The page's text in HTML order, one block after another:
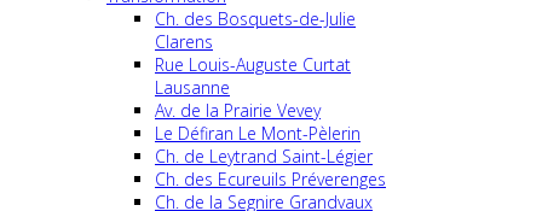
Ch. des Bosquets-de-Julie
Clarens
Rue Louis-Auguste Curtat
Lausanne
Av. de la Prairie Vevey
Le Défiran Le Mont-Pèlerin
Ch. de Leytrand Saint-Légier
Ch. des Ecureuils Préverenges
Ch. de la Segnire Grandvaux